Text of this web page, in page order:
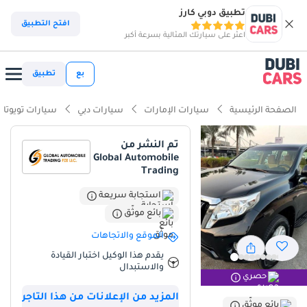
تطبيق دوبي كارز
اعثر على سيارتك المثالية بسرعة أكبر
افتح التطبيق
بع تطبيق
الصفحة الرئيسية سيارات الإمارات سيارات دبي سيارات تويوتا
حصري
تم النشر من
Global Automobile
Trading
استجابة سريعة
بائع موثّق
الموقع والاتجاهات
يقدم هذا الوكيل اختبار القيادة
والاستبدال
المزيد من الإعلانات من هذا التاجر
ذكاء دوبي كارز
ذكاء دوبيكارز
مصمم خصيصًا للطرق الوعرة
أقل معدل استهلاك في فئته
تصنيف السلامة 5 نجوم من NCAP
ملخص
تُمثل هذه السيارة الرياضية متعددة الاستخدامات فرصة استثنائية
للمشترين في دول مجلس التعاون الخليجي الباحثين عن سيارة تجمع بين
قوة سيارات الدفع الرباعي وراحة سيارات العائلة اليومية. بفضل عدادها
المنخفض للغاية مقارنةً بعمرها، فقد قطعت مسافة أقل بكثير من